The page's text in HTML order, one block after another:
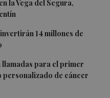
la Vega del Segura,
14 millones de
para el primer
de cáncer